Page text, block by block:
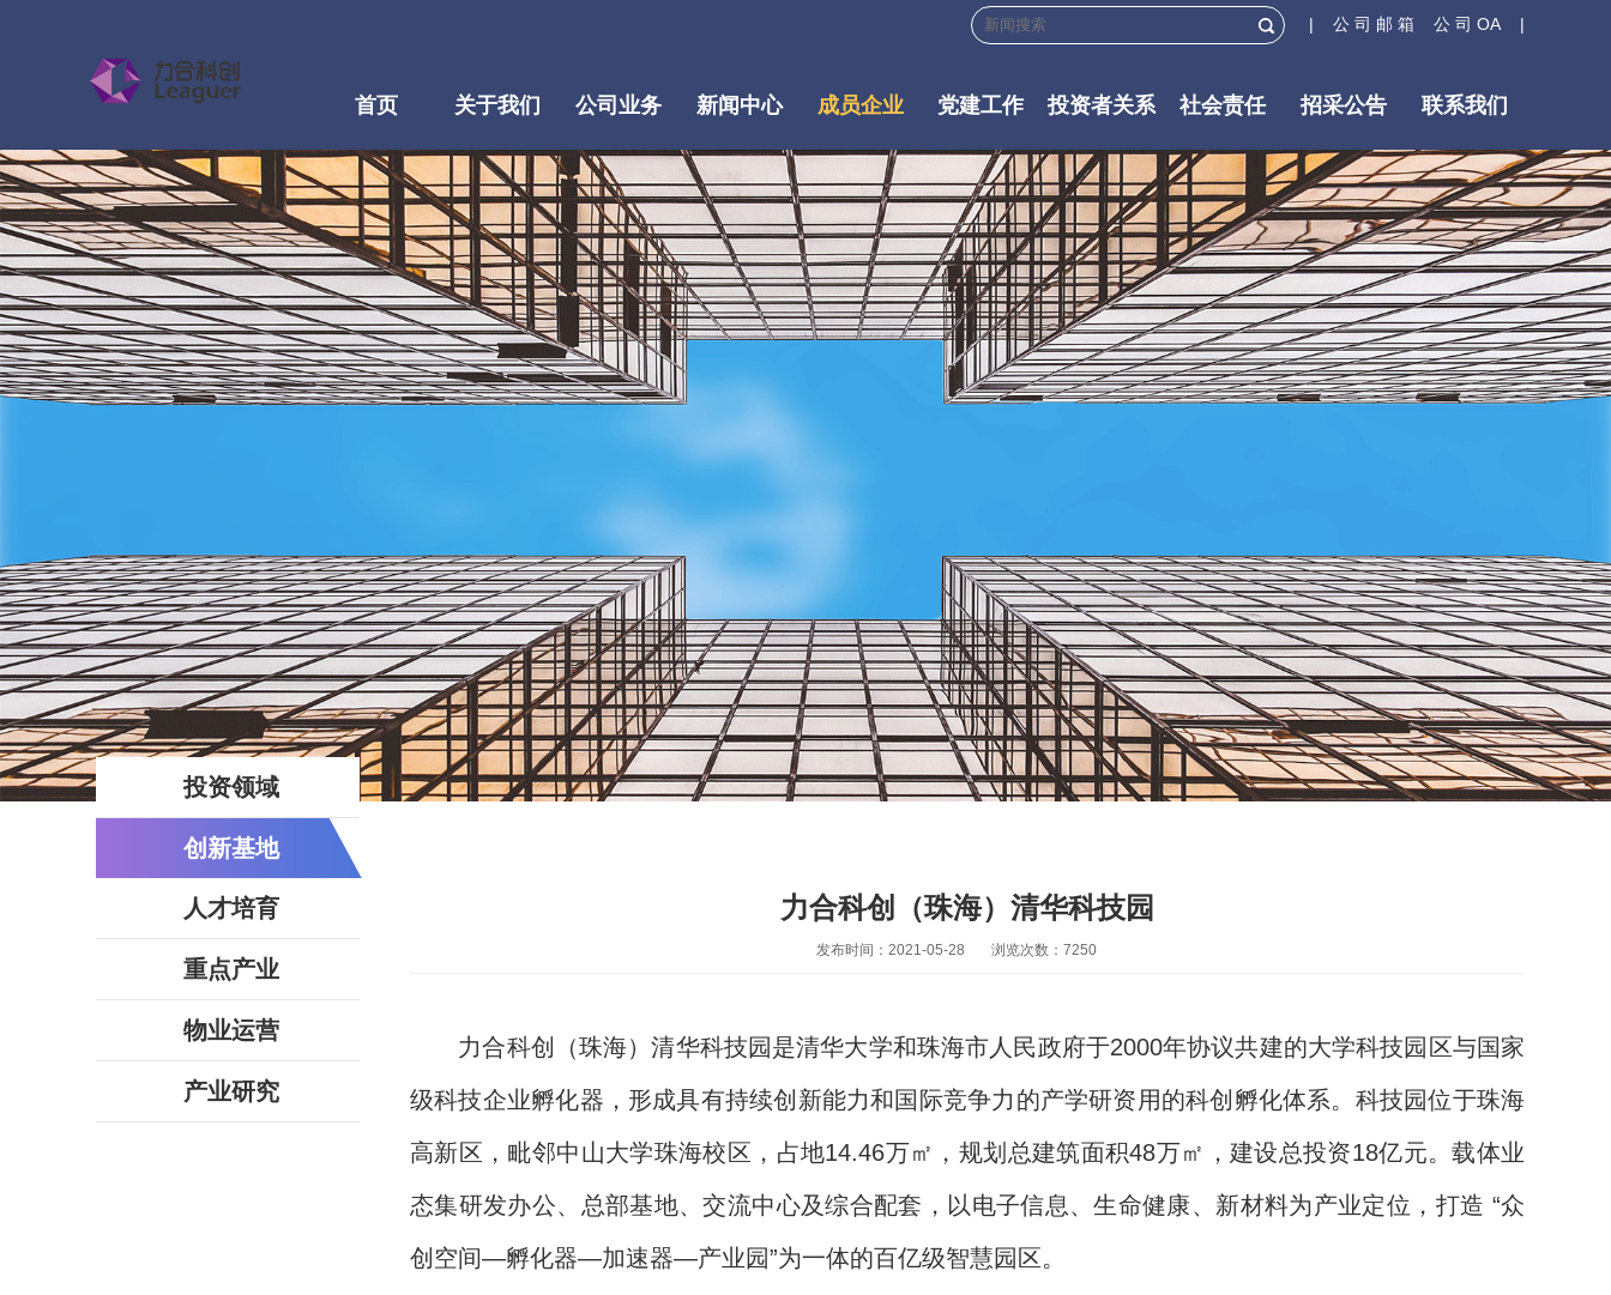
公 司 OA |
| 公 司 邮 箱
首页 关于我们 公司业务 新闻中心 成员企业 党建工作 投资者关系 社会责任 招采公告 联系我们
投资领域
创新基地
人才培育
重点产业
物业运营
产业研究
力合科创（珠海）清华科技园
发布时间：2021-05-28 浏览次数： 7250
力合科创（珠海）清华科技园是清华大学和珠海市人民政府于2000年协议共建的大学科技园区与国家
级科技企业孵化器，形成具有持续创新能力和国际竞争力的产学研资用的科创孵化体系。科技园位于珠海
高新区，毗邻中山大学珠海校区，占地14.46万㎡，规划总建筑面积48万㎡，建设总投资18亿元。载体业
态集研发办公、总部基地、交流中心及综合配套，以电子信息、生命健康、新材料为产业定位，打造 “众
创空间—孵化器—加速器—产业园”为一体的百亿级智慧园区。